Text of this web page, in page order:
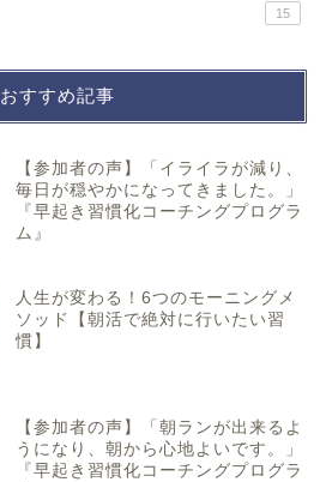
15
おすすめ記事
【参加者の声】「イライラが減り、
毎日が穏やかになってきました。」
『早起き習慣化コーチングプログラ
ム』
人生が変わる！6つのモーニングメ
ソッド【朝活で絶対に行いたい習
慣】
【参加者の声】「朝ランが出来るよ
うになり、朝から心地よいです。」
『早起き習慣化コーチングプログラ